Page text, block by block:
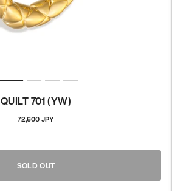
QUILT 701 (YW)
72,600 JPY정
격
SOLD OUT